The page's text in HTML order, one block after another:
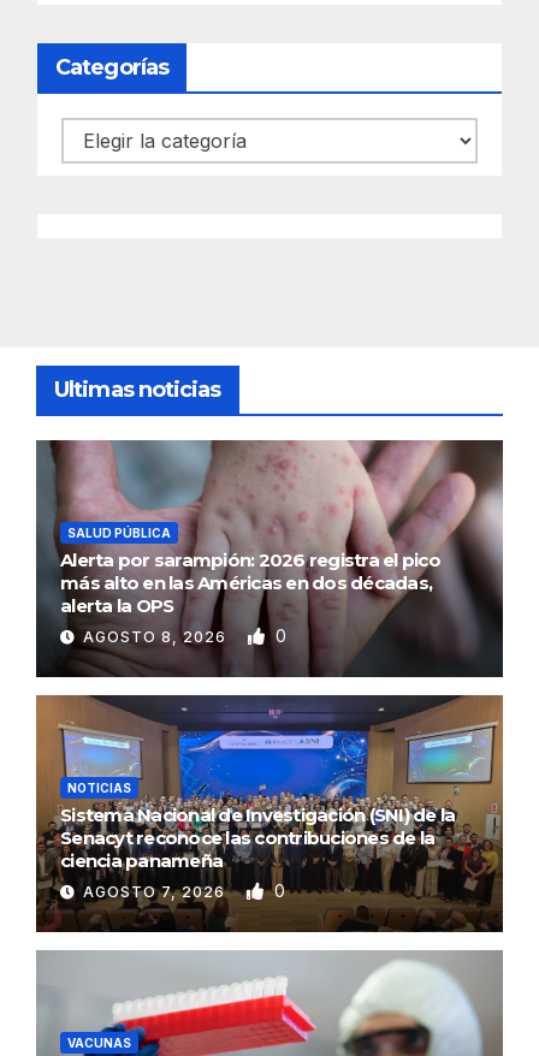
Categorías
Categorías
Ultimas noticias
SALUD PÚBLICA
Alerta por sarampión: 2026 registra el pico
más alto en las Américas en dos décadas,
alerta la OPS
AGOSTO 8, 2026 0
NOTICIAS
Sistema Nacional de Investigación (SNI) de la
Senacyt reconoce las contribuciones de la
ciencia panameña
AGOSTO 7, 2026 0
VACUNAS